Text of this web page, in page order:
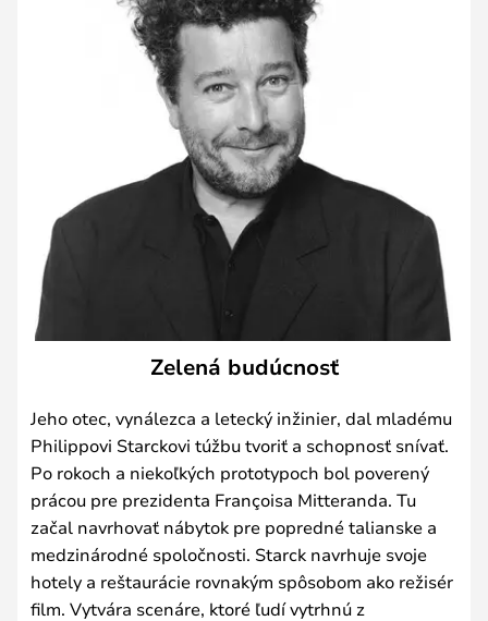
Zelená budúcnosť
Jeho otec, vynálezca a letecký inžinier, dal mladému
Philippovi Starckovi túžbu tvoriť a schopnosť snívať.
Po rokoch a niekoľkých prototypoch bol poverený
prácou pre prezidenta Françoisa Mitteranda. Tu
začal navrhovať nábytok pre popredné talianske a
medzinárodné spoločnosti. Starck navrhuje svoje
hotely a reštaurácie rovnakým spôsobom ako režisér
film. Vytvára scenáre, ktoré ľudí vytrhnú z